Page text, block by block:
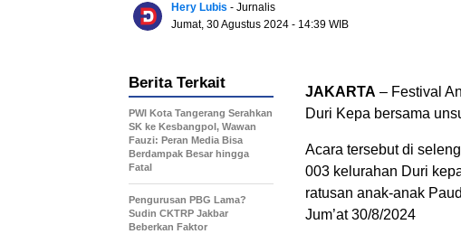
Hery Lubis - Jurnalis
Jumat, 30 Agustus 2024 - 14:39 WIB
JAKARTA – Festival
Duri Kepa bersama
Acara tersebut di
003 kelurahan Duri
ratusan anak-anak
Jum’at 30/8/2024
Berita Terkait
PWI Kota Tangerang Serahkan
SK ke Kesbangpol, Wawan
Fauzi: Peran Media Bisa
Berdampak Besar hingga
Fatal
Pengurusan PBG Lama?
Sudin CKTRP Jakbar
Beberkan Faktor